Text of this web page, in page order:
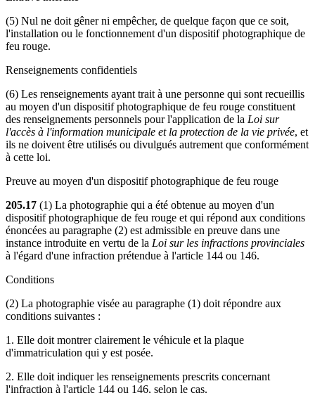
(5) Nul ne doit gêner ni empêcher, de quelque façon que ce soit,
l'installation ou le fonctionnement d'un dispositif photographique de
feu rouge.
Renseignements confidentiels
(6) Les renseignements ayant trait à une personne qui sont recueillis
au moyen d'un dispositif photographique de feu rouge constituent
des renseignements personnels pour l'application de la Loi sur
l'accès à l'information municipale et la protection de la vie privée, et
ils ne doivent être utilisés ou divulgués autrement que conformément
à cette loi.
Preuve au moyen d'un dispositif photographique de feu rouge
205.17 (1) La photographie qui a été obtenue au moyen d'un
dispositif photographique de feu rouge et qui répond aux conditions
énoncées au paragraphe (2) est admissible en preuve dans une
instance introduite en vertu de la Loi sur les infractions provinciales
à l'égard d'une infraction prétendue à l'article 144 ou 146.
Conditions
(2) La photographie visée au paragraphe (1) doit répondre aux
conditions suivantes :
1. Elle doit montrer clairement le véhicule et la plaque
d'immatriculation qui y est posée.
2. Elle doit indiquer les renseignements prescrits concernant
l'infraction à l'article 144 ou 146, selon le cas.